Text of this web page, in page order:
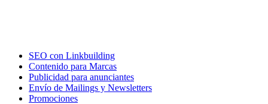
SEO con Linkbuilding
Contenido para Marcas
Publicidad para anunciantes
Envío de Mailings y Newsletters
Promociones